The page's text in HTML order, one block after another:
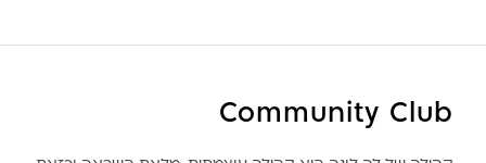
Community Club